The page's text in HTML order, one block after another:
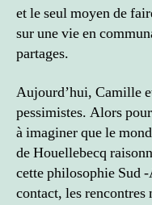
et le seul moyen de
sur une vie en
partages.
Aujourd’hui, Camille
pessimistes. Alors
à imaginer que le
de Houellebecq
cette philosophie Sud
contact, les